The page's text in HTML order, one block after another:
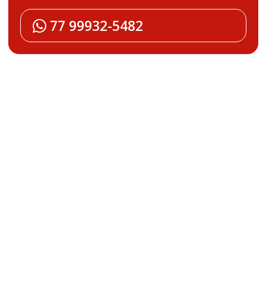
77 99932-5482